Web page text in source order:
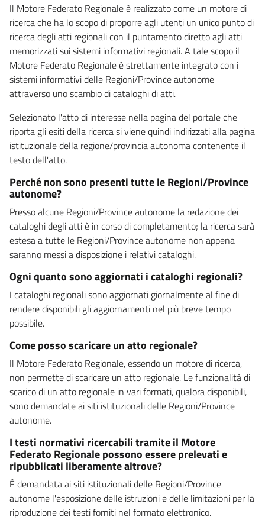
Il Motore Federato Regionale è realizzato come un motore di
ricerca che ha lo scopo di proporre agli utenti un unico punto di
ricerca degli atti regionali con il puntamento diretto agli atti
memorizzati sui sistemi informativi regionali. A tale scopo il
Motore Federato Regionale è strettamente integrato con i
sistemi informativi delle Regioni/Province autonome
attraverso uno scambio di cataloghi di atti.
Selezionato l'atto di interesse nella pagina del portale che
riporta gli esiti della ricerca si viene quindi indirizzati alla pagina
istituzionale della regione/provincia autonoma contenente il
testo dell'atto.
Perché non sono presenti tutte le Regioni/Province
autonome?
Presso alcune Regioni/Province autonome la redazione dei
cataloghi degli atti è in corso di completamento; la ricerca sarà
estesa a tutte le Regioni/Province autonome non appena
saranno messi a disposizione i relativi cataloghi.
Ogni quanto sono aggiornati i cataloghi regionali?
I cataloghi regionali sono aggiornati giornalmente al fine di
rendere disponibili gli aggiornamenti nel più breve tempo
possibile.
Come posso scaricare un atto regionale?
Il Motore Federato Regionale, essendo un motore di ricerca,
non permette di scaricare un atto regionale. Le funzionalità di
scarico di un atto regionale in vari formati, qualora disponibili,
sono demandate ai siti istituzionali delle Regioni/Province
autonome.
I testi normativi ricercabili tramite il Motore
Federato Regionale possono essere prelevati e
ripubblicati liberamente altrove?
È demandata ai siti istituzionali delle Regioni/Province
autonome l'esposizione delle istruzioni e delle limitazioni per la
riproduzione dei testi forniti nel formato elettronico.